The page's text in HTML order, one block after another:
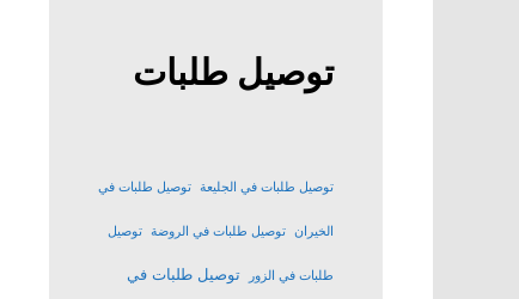
توصيل طلبات
توصيل طلبات في الجليعة توصيل طلبات في
الخيران توصيل طلبات في الروضة توصيل
طلبات في الزور توصيل طلبات في